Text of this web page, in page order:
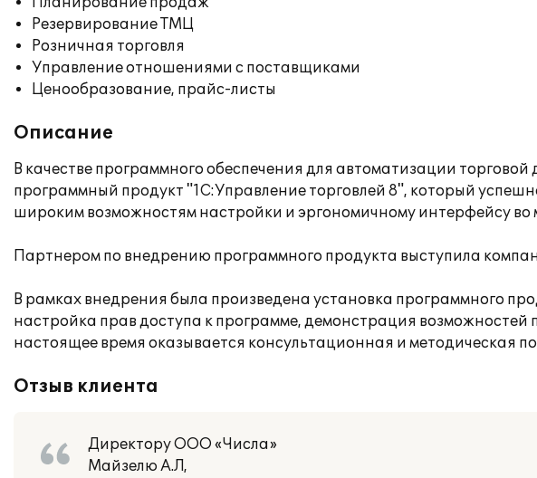
Резервирование ТМЦ
Розничная торговля
Управление отношениями с поставщиками
Ценообразование, прайс-листы
Описание
В качестве программного обеспечения для автоматизации
программный продукт "1С:Управление торговлей 8", который
широким возможностям настройки и эргономичному интерфейсу
Партнером по внедрению программного продукта выступила
В рамках внедрения была произведена установка программного
настройка прав доступа к программе, демонстрация возможностей
настоящее время оказывается консультационная и методическая
Отзыв клиента
Директору ООО «Числа»
Майзелю А.Л,